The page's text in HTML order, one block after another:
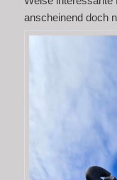
anscheinend doch